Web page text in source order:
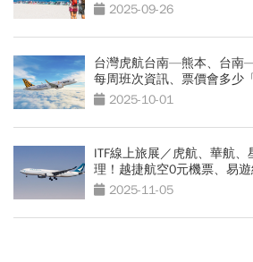
2025-09-26
台灣虎航台南—熊本、台南
每周班次資訊、票價會多少
2025-10-01
ITF線上旅展／虎航、華航
理！越捷航空0元機票、易
航空機票攻略
2025-11-05